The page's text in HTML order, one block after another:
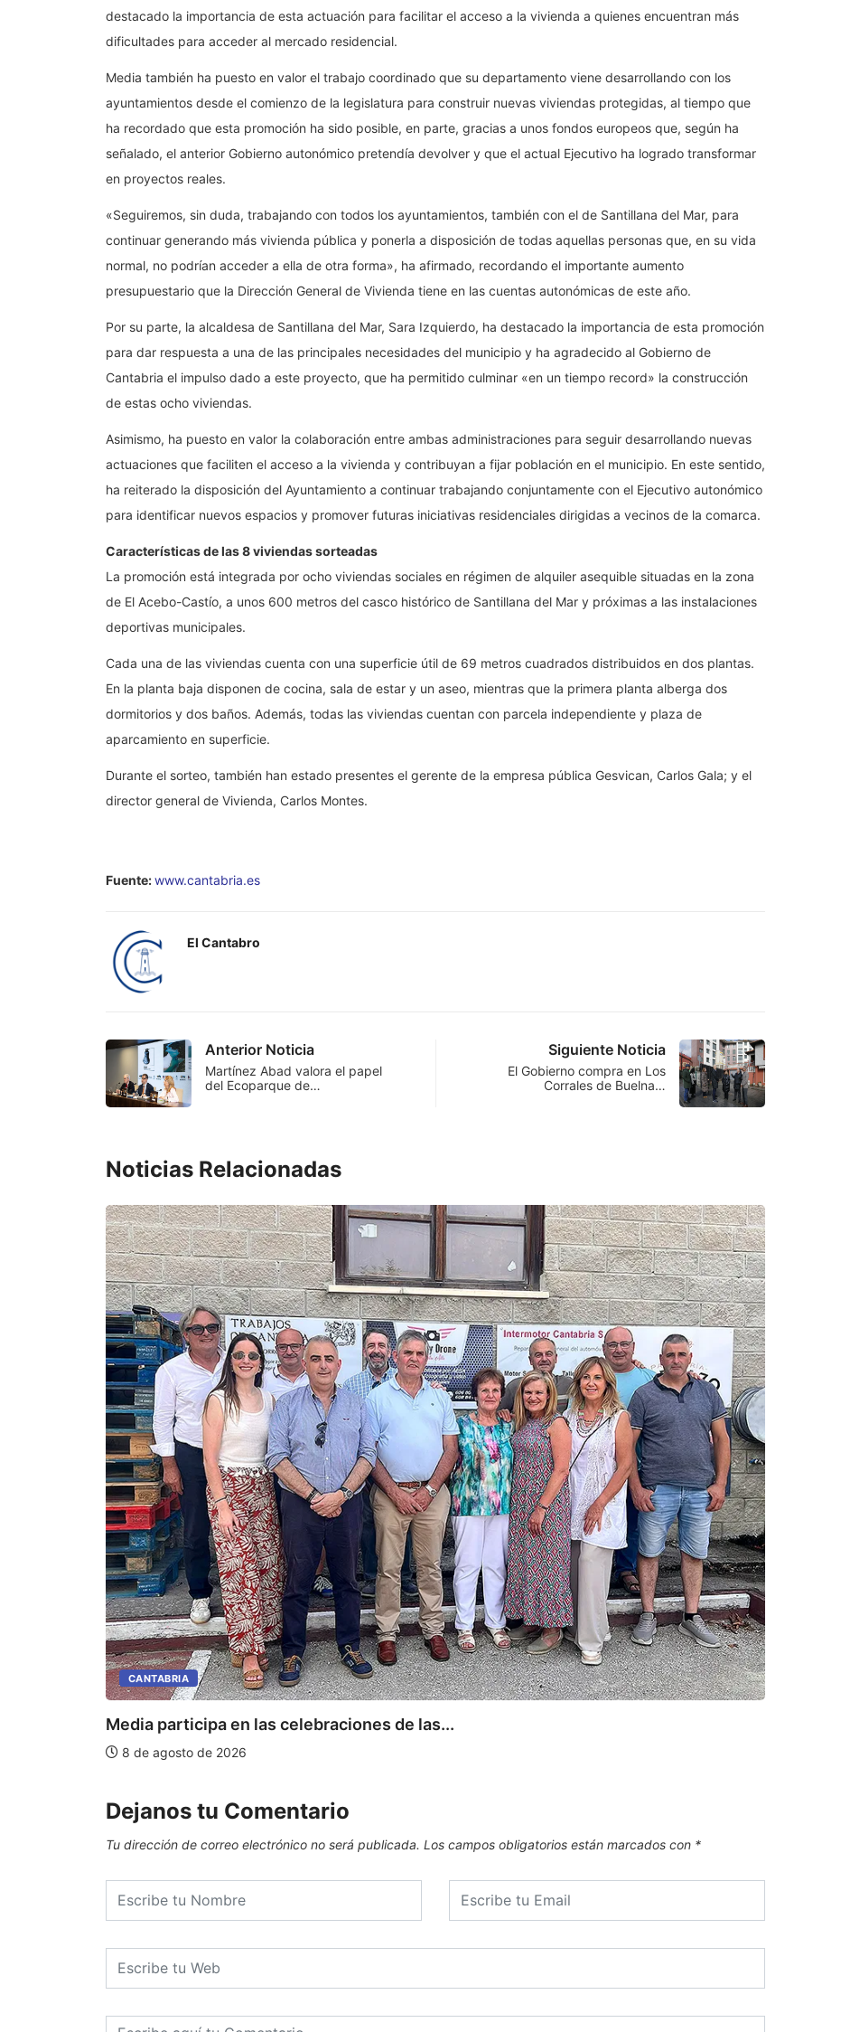
destacado la importancia de esta actuación para facilitar el acceso a la vivienda a quienes encuentran más
dificultades para acceder al mercado residencial.
Media también ha puesto en valor el trabajo coordinado que su departamento viene desarrollando con los
ayuntamientos desde el comienzo de la legislatura para construir nuevas viviendas protegidas, al tiempo que
ha recordado que esta promoción ha sido posible, en parte, gracias a unos fondos europeos que, según ha
señalado, el anterior Gobierno autonómico pretendía devolver y que el actual Ejecutivo ha logrado transformar
en proyectos reales.
«Seguiremos, sin duda, trabajando con todos los ayuntamientos, también con el de Santillana del Mar, para
continuar generando más vivienda pública y ponerla a disposición de todas aquellas personas que, en su vida
normal, no podrían acceder a ella de otra forma», ha afirmado, recordando el importante aumento
presupuestario que la Dirección General de Vivienda tiene en las cuentas autonómicas de este año.
Por su parte, la alcaldesa de Santillana del Mar, Sara Izquierdo, ha destacado la importancia de esta promoción
para dar respuesta a una de las principales necesidades del municipio y ha agradecido al Gobierno de
Cantabria el impulso dado a este proyecto, que ha permitido culminar «en un tiempo record» la construcción
de estas ocho viviendas.
Asimismo, ha puesto en valor la colaboración entre ambas administraciones para seguir desarrollando nuevas
actuaciones que faciliten el acceso a la vivienda y contribuyan a fijar población en el municipio. En este sentido,
ha reiterado la disposición del Ayuntamiento a continuar trabajando conjuntamente con el Ejecutivo autonómico
para identificar nuevos espacios y promover futuras iniciativas residenciales dirigidas a vecinos de la comarca.
Características de las 8 viviendas sorteadas
La promoción está integrada por ocho viviendas sociales en régimen de alquiler asequible situadas en la zona
de El Acebo-Castío, a unos 600 metros del casco histórico de Santillana del Mar y próximas a las instalaciones
deportivas municipales.
Cada una de las viviendas cuenta con una superficie útil de 69 metros cuadrados distribuidos en dos plantas.
En la planta baja disponen de cocina, sala de estar y un aseo, mientras que la primera planta alberga dos
dormitorios y dos baños. Además, todas las viviendas cuentan con parcela independiente y plaza de
aparcamiento en superficie.
Durante el sorteo, también han estado presentes el gerente de la empresa pública Gesvican, Carlos Gala; y el
director general de Vivienda, Carlos Montes.
Fuente:www.cantabria.es
El Cantabro
Anterior Noticia
Martínez Abad valora el papel
del Ecoparque de…
Siguiente Noticia
El Gobierno compra en Los
Corrales de Buelna…
Noticias Relacionadas
CANTABRIA
Media participa en las celebraciones de las...
8 de agosto de 2026
Dejanos tu Comentario
Tu dirección de correo electrónico no será publicada. Los campos obligatorios están marcados con *